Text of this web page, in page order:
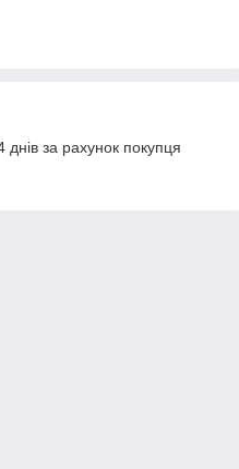
за рахунок покупця